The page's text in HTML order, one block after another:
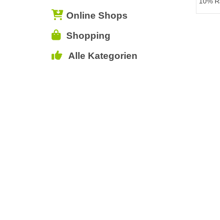
Online Shops
Shopping
Alle Kategorien